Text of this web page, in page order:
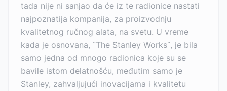
tada nije ni sanjao da će iz te radionice nastati
najpoznatija kompanija, za proizvodnju
kvalitetnog ručnog alata, na svetu. U vreme
kada je osnovana, ˝The Stanley Works˝, je bila
samo jedna od mnogo radionica koje su se
bavile istom delatnošću, međutim samo je
Stanley, zahvaljujući inovacijama i kvalitetu